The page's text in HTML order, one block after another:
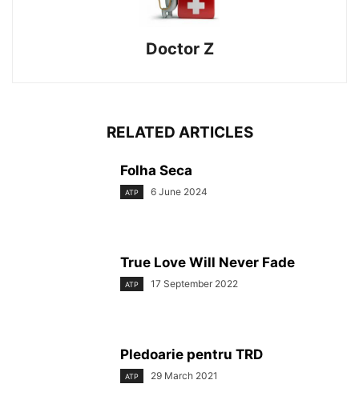
Doctor Z
RELATED ARTICLES
Folha Seca
ATP 6 June 2024
True Love Will Never Fade
ATP 17 September 2022
Pledoarie pentru TRD
ATP 29 March 2021